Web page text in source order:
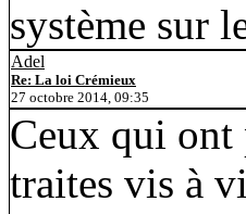
système sur
Adel
Re: La loi Crémieux
27 octobre 2014, 09:35
Ceux qui ont
traites vis à